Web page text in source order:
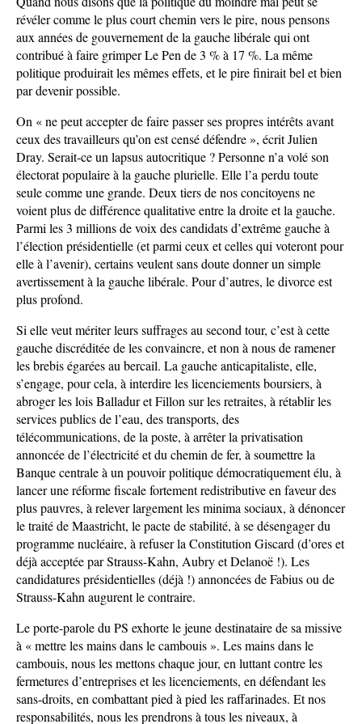
révéler comme le plus court chemin vers le pire, nous pensons
aux années de gouvernement de la gauche libérale qui ont
contribué à faire grimper Le Pen de 3 % à 17 %. La même
politique produirait les mêmes effets, et le pire finirait bel et bien
par devenir possible.
On « ne peut accepter de faire passer ses propres intérêts avant
ceux des travailleurs qu’on est censé défendre », écrit Julien
Dray. Serait-ce un lapsus autocritique ? Personne n’a volé son
électorat populaire à la gauche plurielle. Elle l’a perdu toute
seule comme une grande. Deux tiers de nos concitoyens ne
voient plus de différence qualitative entre la droite et la gauche.
Parmi les 3 millions de voix des candidats d’extrême gauche à
l’élection présidentielle (et parmi ceux et celles qui voteront pour
elle à l’avenir), certains veulent sans doute donner un simple
avertissement à la gauche libérale. Pour d’autres, le divorce est
plus profond.
Si elle veut mériter leurs suffrages au second tour, c’est à cette
gauche discréditée de les convaincre, et non à nous de ramener
les brebis égarées au bercail. La gauche anticapitaliste, elle,
s’engage, pour cela, à interdire les licenciements boursiers, à
abroger les lois Balladur et Fillon sur les retraites, à rétablir les
services publics de l’eau, des transports, des
télécommunications, de la poste, à arrêter la privatisation
annoncée de l’électricité et du chemin de fer, à soumettre la
Banque centrale à un pouvoir politique démocratiquement élu, à
lancer une réforme fiscale fortement redistributive en faveur des
plus pauvres, à relever largement les minima sociaux, à dénoncer
le traité de Maastricht, le pacte de stabilité, à se désengager du
programme nucléaire, à refuser la Constitution Giscard (d’ores et
déjà acceptée par Strauss-Kahn, Aubry et Delanoë !). Les
candidatures présidentielles (déjà !) annoncées de Fabius ou de
Strauss-Kahn augurent le contraire.
Le porte-parole du PS exhorte le jeune destinataire de sa missive
à « mettre les mains dans le cambouis ». Les mains dans le
cambouis, nous les mettons chaque jour, en luttant contre les
fermetures d’entreprises et les licenciements, en défendant les
sans-droits, en combattant pied à pied les raffarinades. Et nos
responsabilités, nous les prendrons à tous les niveaux, à